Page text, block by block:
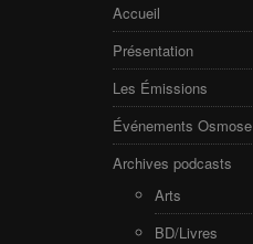
Accueil
Présentation
Les Émissions
Événements Osmose
Archives podcasts
Arts
BD/Livres